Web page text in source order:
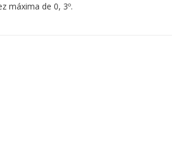
máxima de 0, 3º.